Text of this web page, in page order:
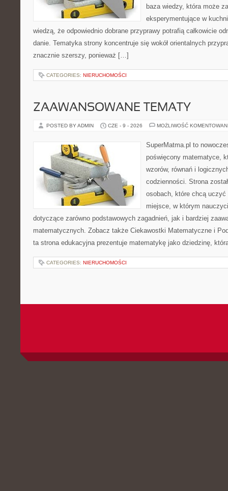
baza wiedzy, która może
eksperymentujące w
wiedzą, że odpowiednio dobrane przyprawy potrafią całkowicie
danie. Tematyka strony koncentruje się wokół orientalnych
znacznie szerszy, ponieważ […]
CATEGORIES: NIERUCHOMOŚCI
ZAAWANSOWANE TEMATY
POSTED BY ADMIN CZE - 9 - 2026 MOŻLIWOŚĆ
SuperMatma.pl to
poświęcony matematyce,
wzorów, równań i
codzienności. Strona
osobach, które chcą
miejsce, w którym
dotyczące zarówno podstawowych zagadnień, jak i bardziej
matematycznych. Zobacz także Ciekawostki Matematyczne i
ta strona edukacyjna prezentuje matematykę jako dziedzinę,
CATEGORIES: NIERUCHOMOŚCI